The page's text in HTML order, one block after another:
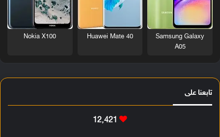
Samsung Galaxy
A05
Huawei Mate 40
Nokia X100
تابعنا على
12٬421